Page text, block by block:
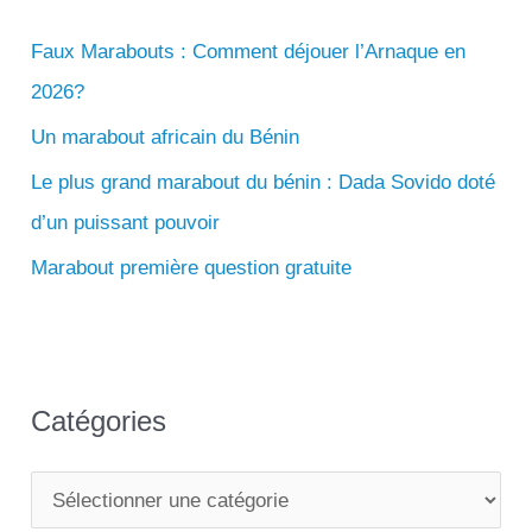
858
c
h
e
r
:
Faux Marabouts : Comment déjouer l’Arnaque en
2026?
Un marabout africain du Bénin
Le plus grand marabout du bénin : Dada Sovido doté
d’un puissant pouvoir
Marabout première question gratuite
Catégories